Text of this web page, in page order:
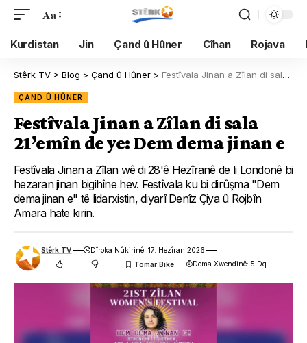
Aa
Kurdistan Jin Çand û Hûner Cîhan Rojava
Stêrk TV > Blog > Çand û Hûner > Festîvala Jinan a Zîlan di sala 21’emîn de ye: Dem dema jinan e
ÇAND Û HÛNER
Festîvala Jinan a Zîlan di sala
21’emîn de ye: Dem dema jinan e
Festîvala Jinan a Zîlan wê di 28'ê Hezîranê de li Londonê bi
hezaran jinan bigihîne hev. Festîvala ku bi dirûşma "Dem
dema jinan e" tê lidarxistin, diyarî Denîz Çiya û Rojbîn
Amara hate kirin.
Stêrk TV
Dîroka Nûkirinê: 17. Hezîran 2026
Dema Xwendinê: 5 Dq.